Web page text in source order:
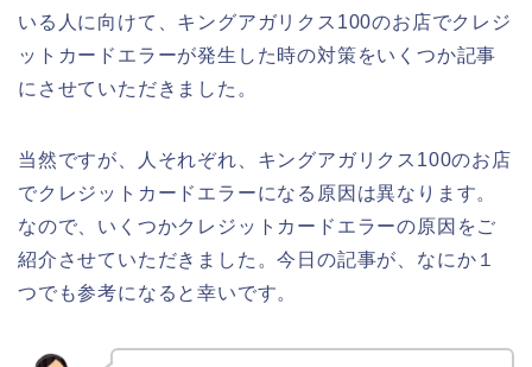
いる人に向けて、キングアガリクス100のお店でクレジ
ットカードエラーが発生した時の対策をいくつか記事
にさせていただきました。
当然ですが、人それぞれ、キングアガリクス100のお店
でクレジットカードエラーになる原因は異なります。
なので、いくつかクレジットカードエラーの原因をご
紹介させていただきました。今日の記事が、なにか１
つでも参考になると幸いです。